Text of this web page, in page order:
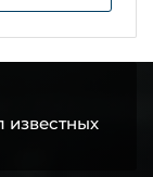
известных